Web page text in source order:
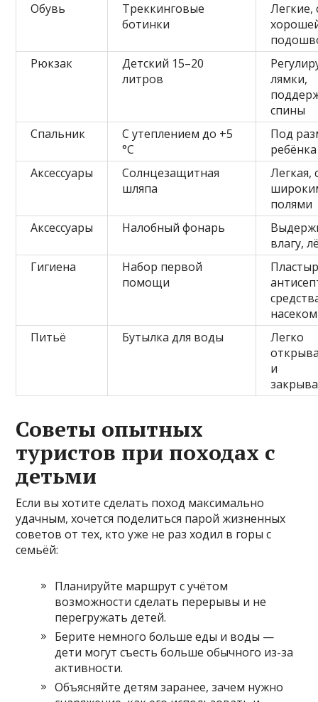
Обувь
Треккинговые
ботинки
Легкие,
Рюкзак
Детский 15–20
литров
лямки,
спины
Спальник
С утеплением до +5
°C
Под
ребёнка
Аксессуары
Солнцезащитная
шляпа
Легкая,
полями
Аксессуары
Налобный фонарь
влагу,
Гигиена
Набор первой
помощи
Питьё
Бутылка для воды
Легко
и
Советы опытных
туристов при походах с
детьми
Если вы хотите сделать поход максимально
удачным, хочется поделиться парой жизненных
советов от тех, кто уже не раз ходил в горы с
семьёй:
Планируйте маршрут с учётом
возможности сделать перерывы и не
перегружать детей.
Берите немного больше еды и воды —
дети могут съесть больше обычного из-за
активности.
Объясняйте детям заранее, зачем нужно